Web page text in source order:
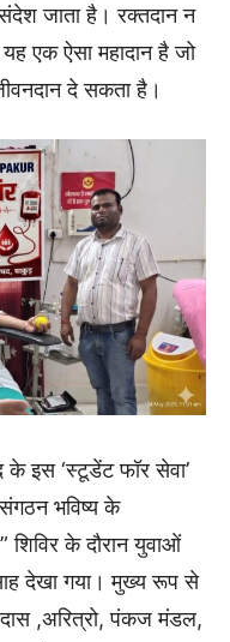
जाता है। रक्तदान न
एक ऐसा महादान है जो
दे सकता है।
के इस ‘स्टूडेंट फॉर सेवा’
भविष्य के
शिविर के दौरान युवाओं
देखा गया। मुख्य रूप से
,अरित्रो, पंकज मंडल,